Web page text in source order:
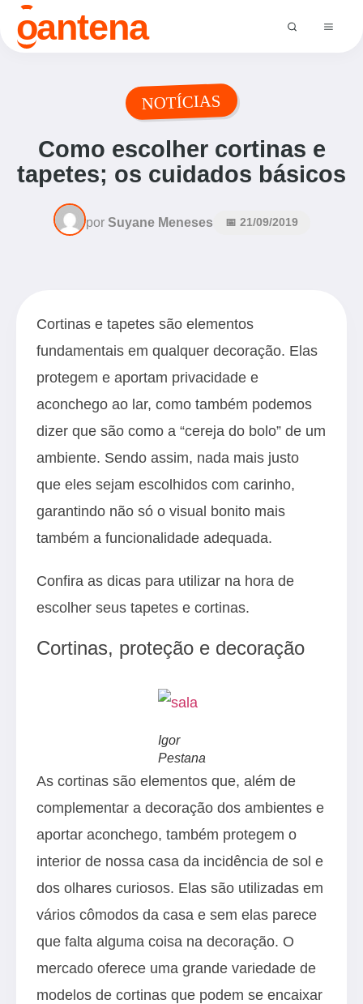
oantena
NOTÍCIAS
Como escolher cortinas e
tapetes; os cuidados básicos
por Suyane Meneses 📅 21/09/2019
Cortinas e tapetes são elementos
fundamentais em qualquer decoração. Elas
protegem e aportam privacidade e
aconchego ao lar, como também podemos
dizer que são como a “cereja do bolo” de um
ambiente. Sendo assim, nada mais justo
que eles sejam escolhidos com carinho,
garantindo não só o visual bonito mais
também a funcionalidade adequada.
Confira as dicas para utilizar na hora de
escolher seus tapetes e cortinas.
Cortinas, proteção e decoração
Igor
Pestana
As cortinas são elementos que, além de
complementar a decoração dos ambientes e
aportar aconchego, também protegem o
interior de nossa casa da incidência de sol e
dos olhares curiosos. Elas são utilizadas em
vários cômodos da casa e sem elas parece
que falta alguma coisa na decoração. O
mercado oferece uma grande variedade de
modelos de cortinas que podem se encaixar